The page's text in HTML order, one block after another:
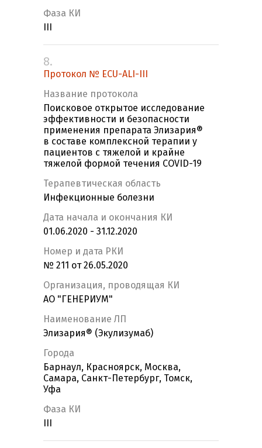
Фаза КИ
8.
Протокол № ECU-ALI-III
Название протокола
Поисковое открытое исследование
эффективности и безопасности
применения препарата Элизария®
в составе комплексной терапии у
пациентов с тяжелой и крайне
тяжелой формой течения COVID-19
Терапевтическая область
Инфекционные болезни
Дата начала и окончания КИ
01.06.2020 - 31.12.2020
Номер и дата РКИ
№ 211 от 26.05.2020
Организация, проводящая КИ
АО "ГЕНЕРИУМ"
Наименование ЛП
Элизария® (Экулизумаб)
Города
Барнаул, Красноярск, Москва,
Самара, Санкт-Петербург, Томск,
Уфа
Фаза КИ